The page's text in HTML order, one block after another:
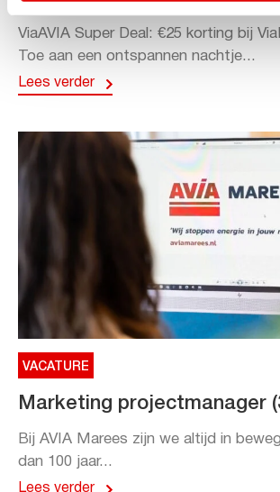
ViaAVIA Super Deal: €25 korting bij
Toe aan een ontspannen nachtje...
Lees verder
VACATURE
Marketing projectmanager
Bij AVIA Marees zijn we altijd in
dan 100 jaar...
Lees verder